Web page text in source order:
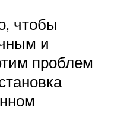
чтобы
и
проблем